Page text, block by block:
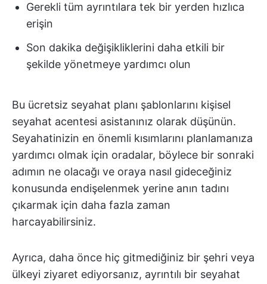
Gerekli tüm ayrıntılara tek bir yerden hızlıca
erişin
Son dakika değişikliklerini daha etkili bir
şekilde yönetmeye yardımcı olun
Bu ücretsiz seyahat planı şablonlarını kişisel
seyahat acentesi asistanınız olarak düşünün.
Seyahatinizin en önemli kısımlarını planlamanıza
yardımcı olmak için oradalar, böylece bir sonraki
adımın ne olacağı ve oraya nasıl gideceğiniz
konusunda endişelenmek yerine anın tadını
çıkarmak için daha fazla zaman
harcayabilirsiniz.
Ayrıca, daha önce hiç gitmediğiniz bir şehri veya
ülkeyi ziyaret ediyorsanız, ayrıntılı bir seyahat